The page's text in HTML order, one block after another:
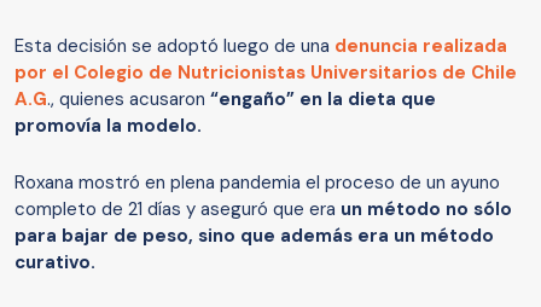
Esta decisión se adoptó luego de una denuncia realizada
por el Colegio de Nutricionistas Universitarios de Chile
A.G., quienes acusaron “engaño” en la dieta que
promovía la modelo.
Roxana mostró en plena pandemia el proceso de un ayuno
completo de 21 días y aseguró que era un método no sólo
para bajar de peso, sino que además era un método
curativo.